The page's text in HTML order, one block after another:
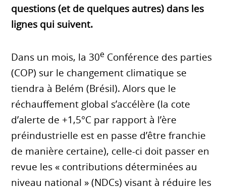
questions (et de quelques autres) dans les
lignes qui suivent.
Dans un mois, la 30e Conférence des parties
(COP) sur le changement climatique se
tiendra à Belém (Brésil). Alors que le
réchauffement global s’accélère (la cote
d’alerte de +1,5°C par rapport à l’ère
préindustrielle est en passe d’être franchie
de manière certaine), celle-ci doit passer en
revue les « contributions déterminées au
niveau national » (NDCs) visant à réduire les